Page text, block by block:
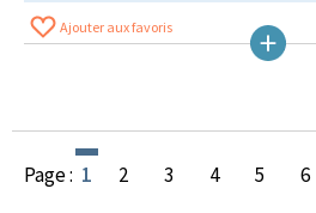
Ajouter aux favoris
Page : 1 2 3 4 5 6